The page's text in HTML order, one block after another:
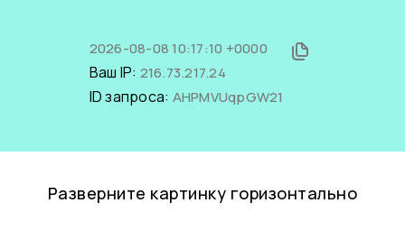
2026-08-08 10:17:10 +0000
Ваш IP: 216.73.217.24
ID запроса: AHPMVUqpGW21
Разверните картинку горизонтально